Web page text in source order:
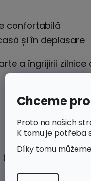
Chceme
Proto na našich
K tomu je potřeba
Díky tomu
confortabilă
și în deplasare
a îngrijirii